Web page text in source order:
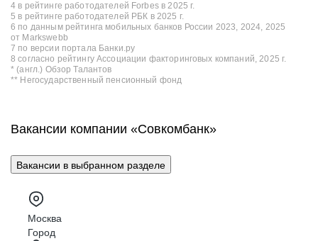
4 в рейтинге работодателей Forbes в 2025 г.
5 в рейтинге работодателей РБК в 2025 г.
6 по данным рейтинга мобильных банков России 2023, 2024, 2025
от Markswebb
7 по версии портала Банки.ру
8 согласно рейтингу Ассоциации факторинговых компаний, 2025 г.
* (англ.) Обзор Талантов
** Негосударственный пенсионный фонд
Вакансии компании «Совкомбанк»
Вакансии в выбранном разделе
Москва
Город